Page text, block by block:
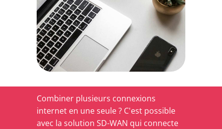
Combiner plusieurs connexions
internet en une seule ? C'est possible
avec la solution SD-WAN qui connecte